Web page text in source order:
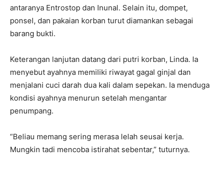
antaranya Entrostop dan Inunal. Selain itu, dompet,
ponsel, dan pakaian korban turut diamankan sebagai
barang bukti.
Keterangan lanjutan datang dari putri korban, Linda. Ia
menyebut ayahnya memiliki riwayat gagal ginjal dan
menjalani cuci darah dua kali dalam sepekan. Ia menduga
kondisi ayahnya menurun setelah mengantar
penumpang.
“Beliau memang sering merasa lelah seusai kerja.
Mungkin tadi mencoba istirahat sebentar,” tuturnya.